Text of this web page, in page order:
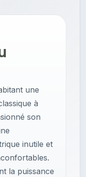
une
à
son
inutile et
la puissance